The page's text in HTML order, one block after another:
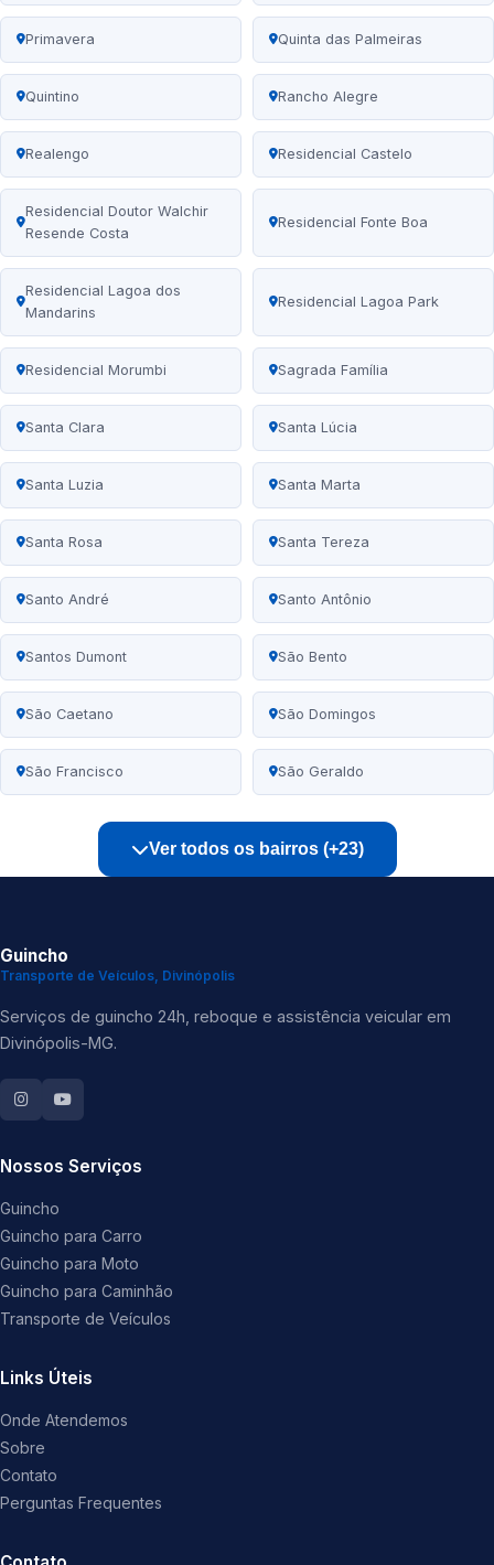
Primavera Quinta das Palmeiras
Quintino Rancho Alegre
Realengo Residencial Castelo
Residencial Doutor Walchir
Resende Costa
Residencial Fonte Boa
Residencial Lagoa dos
Mandarins
Residencial Lagoa Park
Residencial Morumbi Sagrada Família
Santa Clara Santa Lúcia
Santa Luzia Santa Marta
Santa Rosa Santa Tereza
Santo André Santo Antônio
Santos Dumont São Bento
São Caetano São Domingos
São Francisco São Geraldo
Ver todos os bairros (+23)
Guincho
Transporte de Veículos, Divinópolis
Serviços de guincho 24h, reboque e assistência veicular em
Divinópolis-MG.
Nossos Serviços
Guincho
Guincho para Carro
Guincho para Moto
Guincho para Caminhão
Transporte de Veículos
Links Úteis
Onde Atendemos
Sobre
Contato
Perguntas Frequentes